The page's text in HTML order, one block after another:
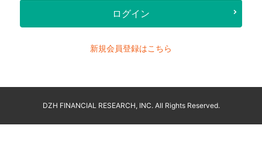
新規会員登録はこちら
DZH FINANCIAL RESEARCH, INC. All Rights Reserved.